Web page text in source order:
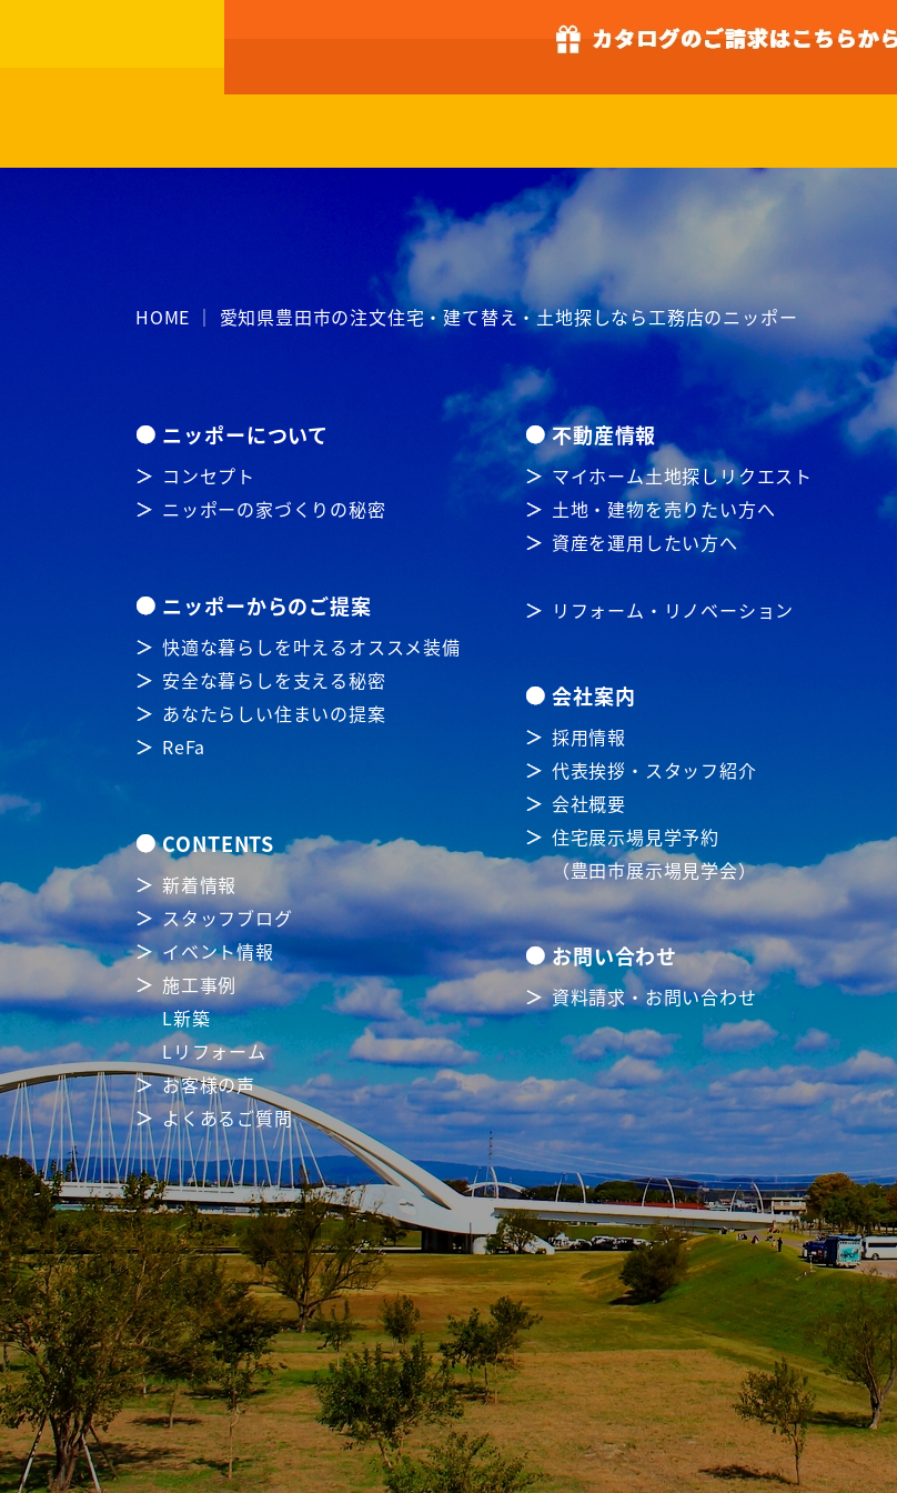
HOME ｜ 愛知県豊田市の注文住宅・建て替え・土地探しなら工務店のニッポー
ニッポーについて
コンセプト
ニッポーの家づくりの秘密
ニッポーからのご提案
快適な暮らしを叶えるオススメ装備
安全な暮らしを支える秘密
あなたらしい住まいの提案
ReFa
CONTENTS
新着情報
スタッフブログ
イベント情報
施工事例
L新築
Lリフォーム
お客様の声
よくあるご質問
不動産情報
マイホーム土地探しリクエスト
土地・建物を売りたい方へ
資産を運用したい方へ
リフォーム・リノベーション
会社案内
採用情報
代表挨拶・スタッフ紹介
会社概要
住宅展示場見学予約
（豊田市展示場見学会）
お問い合わせ
資料請求・お問い合わせ